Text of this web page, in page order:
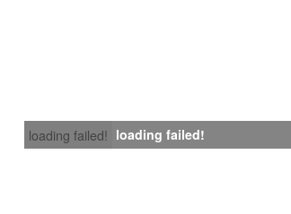
loading failed! loading failed!